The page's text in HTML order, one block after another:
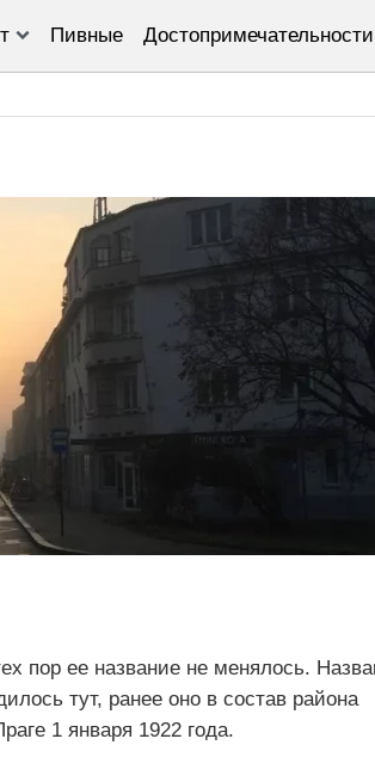
Пивные Достопримечательности
пор ее название не менялось.
тут, ранее оно в состав района
1 января 1922 года.